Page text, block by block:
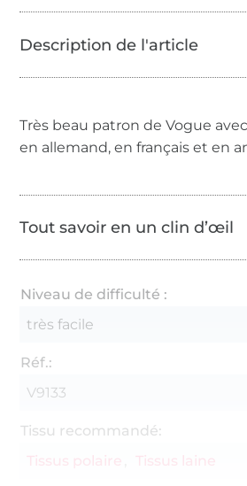
Très beau patron de Vogue
en allemand, en français et en
Tout savoir en un clin d’œil
Niveau de difficulté :
très facile
Réf.:
V9133
Tissu recommandé:
Tissus polaire
Tissus laine